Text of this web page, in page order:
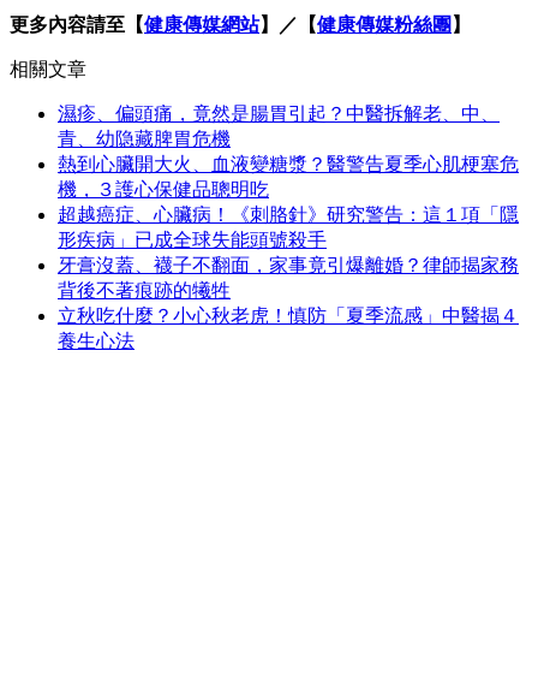
更多內容請至【健康傳媒網站】／【健康傳媒粉絲團 】
相關文章
濕疹、偏頭痛，竟然是腸胃引起？中醫拆解老、中、
青、幼隐藏脾胃危機
熱到心臟開大火、血液變糖漿？醫警告夏季心肌梗塞危
機，３護心保健品聰明吃
超越癌症、心臟病！《刺胳針》研究警告：這１項「隱
形疾病」已成全球失能頭號殺手
牙膏沒蓋、襪子不翻面，家事竟引爆離婚？律師揭家務
背後不著痕跡的犧牲
立秋吃什麼？小心秋老虎！慎防「夏季流感」中醫揭４
養生心法